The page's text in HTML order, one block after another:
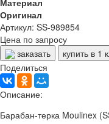
Материал
Оригинал
Артикул: SS-989854
Цена по запросу
заказать
купить в 1
Поделиться
Описание:
Барабан-терка Moulinex